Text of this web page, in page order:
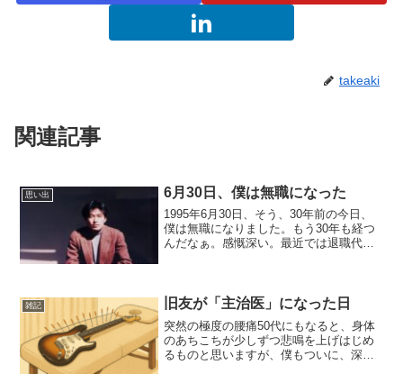
takeaki
関連記事
思い出 6月30日、僕は無職になった
1995年6月30日、そう、30年前の今日、
僕は無職になりました。もう30年も経つ
んだなぁ。感慨深い。最近では退職代行
あ、そういう...
雑記 旧友が「主治医」になった日
突然の極度の腰痛50代にもなると、身体
のあちこちが少しずつ悲鳴を上げはじめ
るものと思いますが、僕もついに、深刻